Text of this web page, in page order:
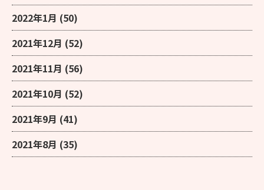
2022年1月 (50)
2021年12月 (52)
2021年11月 (56)
2021年10月 (52)
2021年9月 (41)
2021年8月 (35)